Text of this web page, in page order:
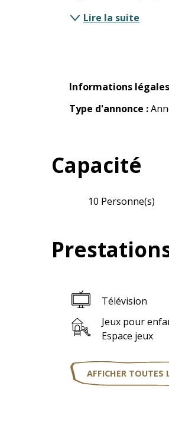
Lire la suite
Informations légales
Informations légales
Type d'annonce :
Capacité
10 Personne(s)
Télévision
Jeux pour
Espace jeux
AFFICHER TOUTES